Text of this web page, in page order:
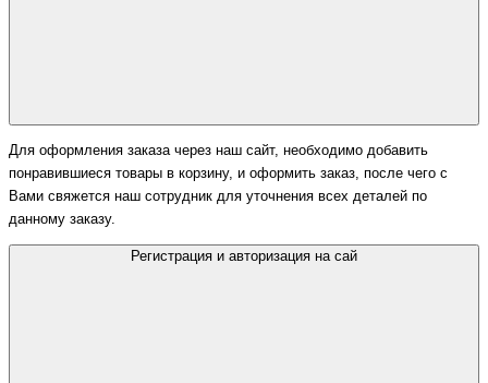
Для оформления заказа через наш сайт, необходимо добавить
понравившиеся товары в корзину, и оформить заказ, после чего с
Вами свяжется наш сотрудник для уточнения всех деталей по
данному заказу.
Регистрация и авторизация на сай